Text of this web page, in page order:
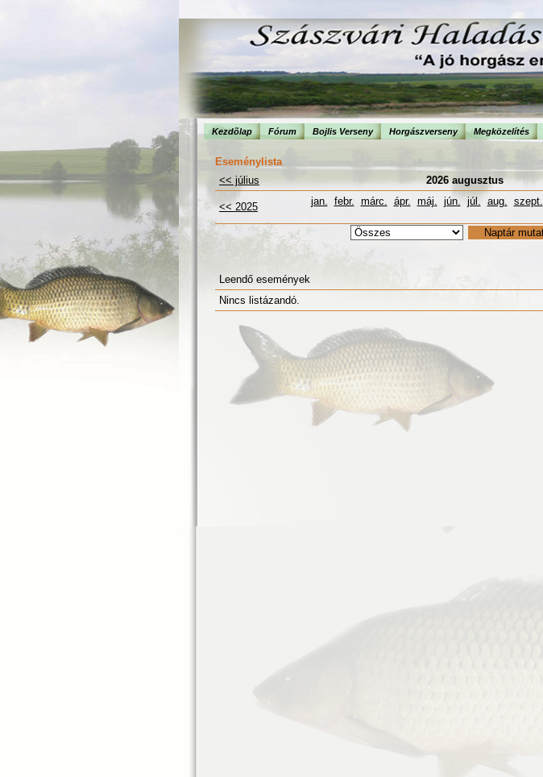
Kezdõlap Fórum Bojlis Verseny Horgászverseny Megközelítés
Eseménylista
<< július
2026 augusztus
<< 2025 jan. febr. márc. ápr. máj. jún. júl. aug. szept.
Leendő események
Nincs listázandó.